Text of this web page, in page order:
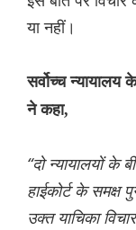
या नहीं।
सर्वोच्च न्यायालय
ने कहा,
“दो न्यायालयों के
हाईकोर्ट के समक्ष
उक्त याचिका